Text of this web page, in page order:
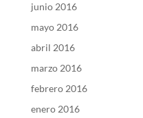
junio 2016
mayo 2016
abril 2016
marzo 2016
febrero 2016
enero 2016